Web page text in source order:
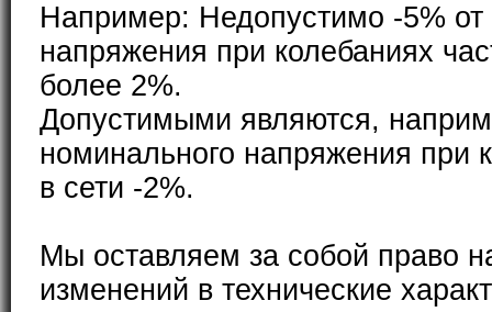
Например: Недопустимо -5% от
напряжения при колебаниях
более 2%.
Допустимыми являются,
номинального напряжения при
в сети -2%.
Мы оставляем за собой право
изменений в технические